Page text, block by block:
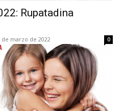
Rupatadina
de marzo de 2022 0